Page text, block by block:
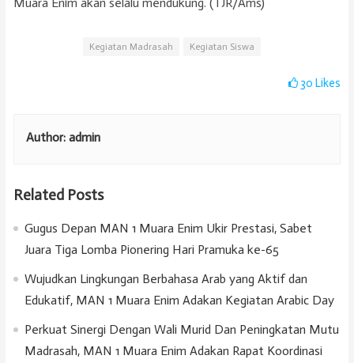
Kegiatan Madrasah Kegiatan Siswa
30Likes
Author: admin
Related Posts
Gugus Depan MAN 1 Muara Enim Ukir Prestasi, Sabet
Juara Tiga Lomba Pionering Hari Pramuka ke-65
Wujudkan Lingkungan Berbahasa Arab yang Aktif dan
Edukatif, MAN 1 Muara Enim Adakan Kegiatan Arabic Day
Perkuat Sinergi Dengan Wali Murid Dan Peningkatan Mutu
Madrasah, MAN 1 Muara Enim Adakan Rapat Koordinasi